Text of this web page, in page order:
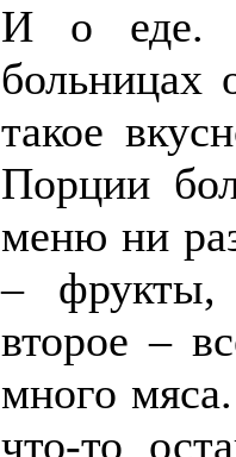
И о еде.
такое
Порции
меню ни
– фрукты,
второе –
много
что-то